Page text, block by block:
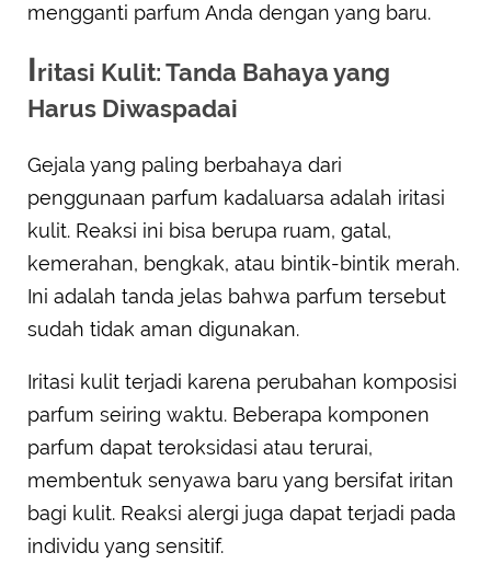
mengganti parfum Anda dengan yang baru.
Iritasi Kulit: Tanda Bahaya yang
Harus Diwaspadai
Gejala yang paling berbahaya dari
penggunaan parfum kadaluarsa adalah iritasi
kulit. Reaksi ini bisa berupa ruam, gatal,
kemerahan, bengkak, atau bintik-bintik merah.
Ini adalah tanda jelas bahwa parfum tersebut
sudah tidak aman digunakan.
Iritasi kulit terjadi karena perubahan komposisi
parfum seiring waktu. Beberapa komponen
parfum dapat teroksidasi atau terurai,
membentuk senyawa baru yang bersifat iritan
bagi kulit. Reaksi alergi juga dapat terjadi pada
individu yang sensitif.